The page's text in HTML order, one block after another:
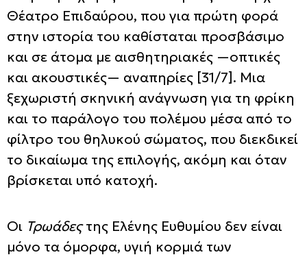
Θέατρο Επιδαύρου, που για πρώτη φορά
στην ιστορία του καθίσταται προσβάσιμο
και σε άτομα με αισθητηριακές —οπτικές
και ακουστικές— αναπηρίες [31/7]. Μια
ξεχωριστή σκηνική ανάγνωση για τη φρίκη
και το παράλογο του πολέμου μέσα από το
φίλτρο του θηλυκού σώματος, που διεκδικεί
το δικαίωμα της επιλογής, ακόμη και όταν
βρίσκεται υπό κατοχή.
Οι Τρωάδεςτης Ελένης Ευθυμίου δεν είναι
μόνο τα όμορφα, υγιή κορμιά των